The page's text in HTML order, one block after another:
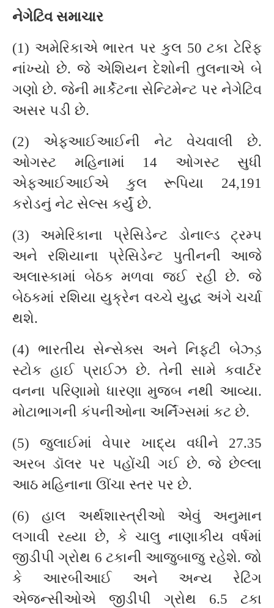
નેગેટિવ સમાચાર
(1) અમેરિકાએ ભારત પર કુલ 50 ટકા ટેરિફ
નાંખ્યો છે. જે એશિયન દેશોની તુલનાએ બે
ગણો છે. જેની માર્કેટના સેન્ટિમેન્ટ પર નેગેટિવ
અસર પડી છે.
(2) એફઆઈઆઈની નેટ વેચવાલી છે.
ઓગસ્ટ મહિનામાં 14 ઓગસ્ટ સુધી
એફઆઈઆઈએ કુલ રૂપિયા 24,191
કરોડનું નેટ સેલ્સ કર્યું છે.
(3) અમેરિકાના પ્રેસિડેન્ટ ડોનાલ્ડ ટ્રમ્પ
અને રશિયાના પ્રેસિડેન્ટ પુતીનની આજે
અલાસ્કામાં બેઠક મળવા જઈ રહી છે. જે
બેઠકમાં રશિયા યુક્રેન વચ્ચે યુદ્ધ અંગે ચર્ચા
થશે.
(4) ભારતીય સેન્સેક્સ અને નિફ્ટી બેઝ્ડ઼
સ્ટોક હાઈ પ્રાઈઝ છે. તેની સામે કવાર્ટર
વનના પરિણામો ધારણા મુજબ નથી આવ્યા.
મોટાભાગની કંપનીઓના અર્નિંગ્સમાં કટ છે.
(5) જુલાઈમાં વેપાર ખાદ્ય વધીને 27.35
અરબ ડૉલર પર પહોંચી ગઈ છે. જે છેલ્લા
આઠ મહિનાના ઊંચા સ્તર પર છે.
(6) હાલ અર્થશાસ્ત્રીઓ એવું અનુમાન
લગાવી રહ્યા છે, કે ચાલુ નાણાકીય વર્ષમાં
જીડીપી ગ્રોથ 6 ટકાની આજુબાજુ રહેશે. જો
કે આરબીઆઈ અને અન્ય રેટિંગ
એજન્સીઓએ જીડીપી ગ્રોથ 6.5 ટકા